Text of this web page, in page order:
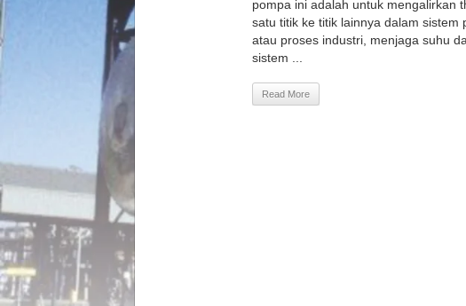
pompa ini adalah untuk mengalirkan
satu titik ke titik lainnya dalam sistem
atau proses industri, menjaga suhu
sistem ...
Read More